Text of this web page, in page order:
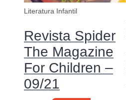
Literatura Infantil
Revista Spider
The Magazine
For Children –
09/21